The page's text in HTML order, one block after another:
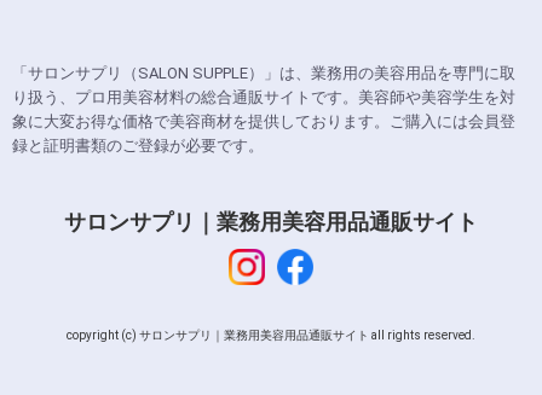
「サロンサプリ（SALON SUPPLE）」は、業務用の美容用品を専門に取
り扱う、プロ用美容材料の総合通販サイトです。美容師や美容学生を対
象に大変お得な価格で美容商材を提供しております。ご購入には会員登
録と証明書類のご登録が必要です。
サロンサプリ｜業務用美容用品通販サイト
copyright (c) サロンサプリ｜業務用美容用品通販サイト all rights reserved.